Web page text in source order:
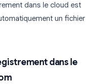
dans le cloud est
un fichier
dans le